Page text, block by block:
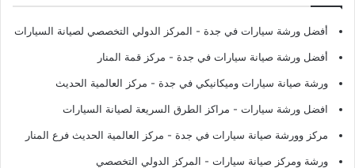
أفضل ورشة سيارات في جدة - المركز الدولي التخصصي لصيانة السيارات
أفضل ورشة صيانة سيارات في جدة - مركز قمة المنار
ورشة صيانة سيارات وميكانيكي في جدة - مركز العالمية الحديث
افضل ورشة سيارات - مراكز الطرق السريعة لصيانة السيارات
مركز وورشة صيانة سيارات في جدة - مركز العالمية الحديث فرع المنار
ورشة ومركز صيانة سيارات - المركز الدولي التخصصي